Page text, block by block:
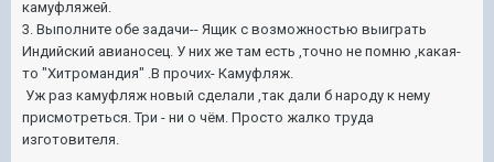
камуфляжей.
3. Выполните обе задачи-- Ящик с возможностью выиграть
Индийский авианосец. У них же там есть ,точно не помню ,какая-
то "Хитромандия" .В прочих- Камуфляж.
Уж раз камуфляж новый сделали ,так дали б народу к нему
присмотреться. Три - ни о чём. Просто жалко труда
изготовителя.